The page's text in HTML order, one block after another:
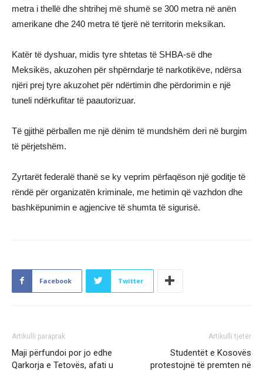
metra i thellë dhe shtrihej më shumë se 300 metra në anën
amerikane dhe 240 metra të tjerë në territorin meksikan.
Katër të dyshuar, midis tyre shtetas të SHBA-së dhe
Meksikës, akuzohen për shpërndarje të narkotikëve, ndërsa
njëri prej tyre akuzohet për ndërtimin dhe përdorimin e një
tuneli ndërkufitar të paautorizuar.
Të gjithë përballen me një dënim të mundshëm deri në burgim
të përjetshëm.
Zyrtarët federalë thanë se ky veprim përfaqëson një goditje të
rëndë për organizatën kriminale, me hetimin që vazhdon dhe
bashkëpunimin e agjencive të shumta të sigurisë.
Facebook Twitter
Artikulli paraprak
Maji përfundoi por jo edhe
Qarkorja e Tetovës, afati u
Artikulli tjetër
Studentët e Kosovës
protestojnë të premten në